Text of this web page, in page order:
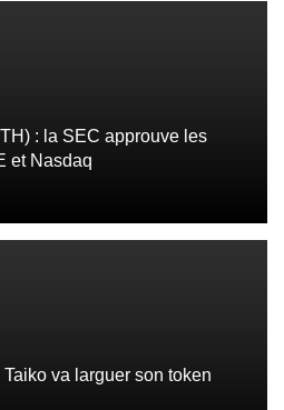
: la SEC approuve les
et Nasdaq
va larguer son token